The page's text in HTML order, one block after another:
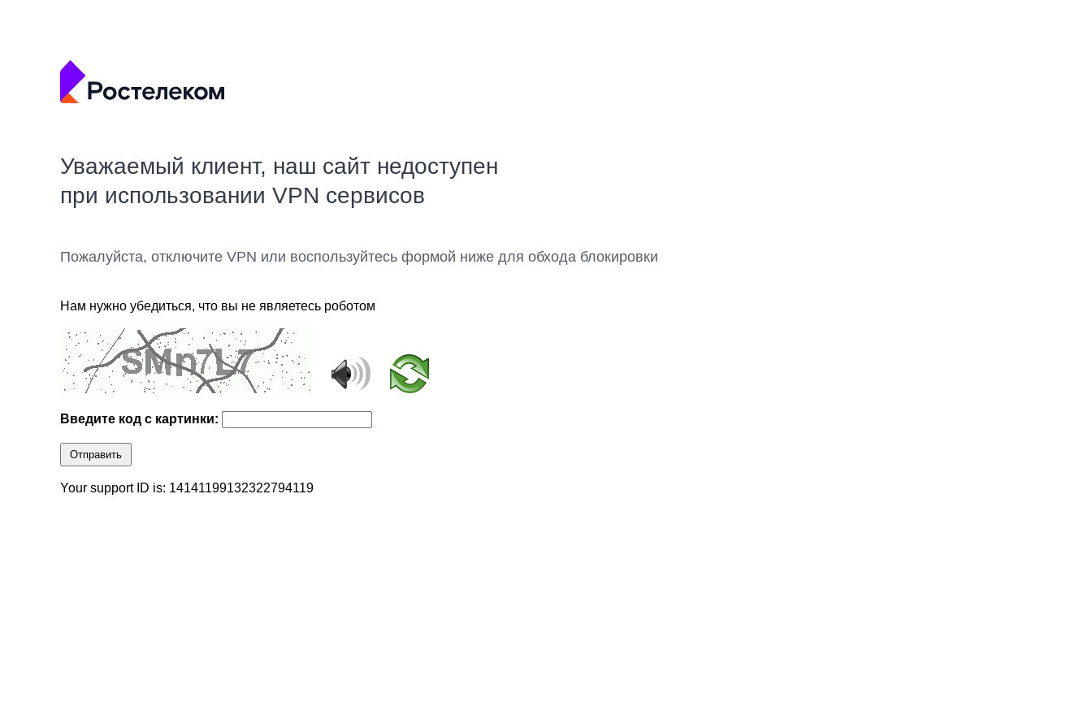
Уважаемый клиент, наш сайт недоступен
при использовании VPN сервисов
Пожалуйста, отключите VPN или воспользуйтесь формой ниже для обхода блокировки
Нам нужно убедиться, что вы не являетесь роботом
Введите код с картинки:
Отправить
Your support ID is: 14141199132322794119